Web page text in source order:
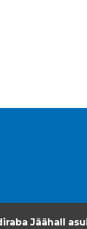
Jäähall